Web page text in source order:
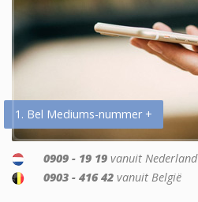
1. Bel Mediums-nummer +
0909 - 19 19 vanuit Nederland
0903 - 416 42 vanuit België